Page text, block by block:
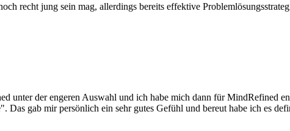
recht jung sein mag, allerdings bereits effektive
unter der engeren Auswahl und ich habe mich dann für MindRefined
gab mir persönlich ein sehr gutes Gefühl und bereut habe ich es